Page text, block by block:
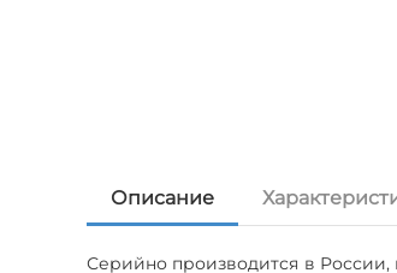
Описание
Серийно производится в